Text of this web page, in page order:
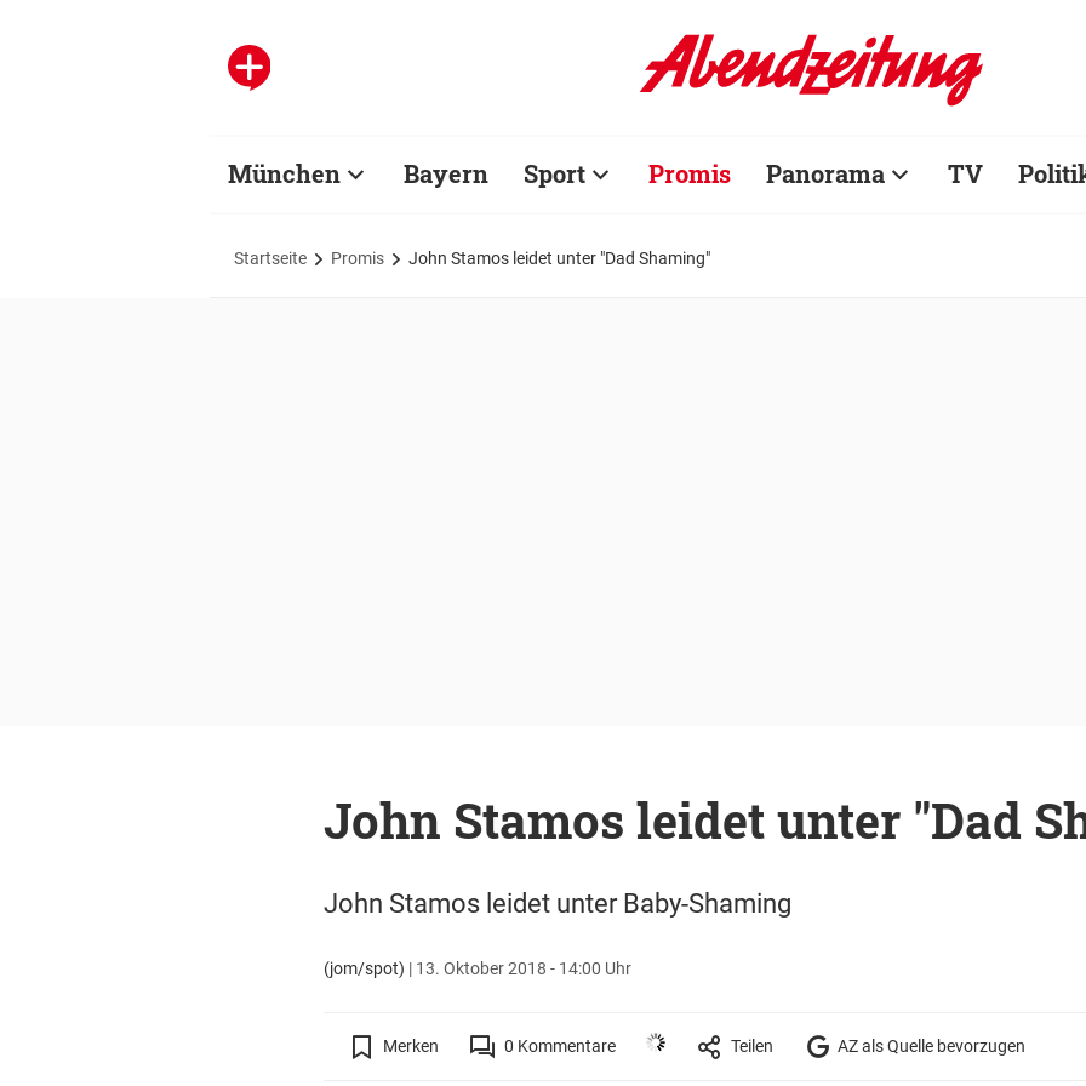
München Bayern Sport Promis Panorama TV
Startseite Promis John Stamos leidet unter "Dad Shaming"
John Stamos leidet unter "Dad
John Stamos leidet unter Baby-Shaming
(jom/spot) | 13. Oktober 2018 - 14:00 Uhr
Merken 0 Kommentare Teilen AZ als Quelle bevorzugen